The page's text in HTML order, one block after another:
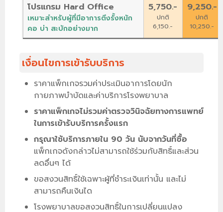
โปรแกรม Hard Office
เหมาะสำหรับผู้ที่มีอาการตึงรั้งหนัก
คอ บ่า สะบักอย่างมาก
5,750.-
ปกติ
6,150.-
9,250.-
ปกติ
10,250.-
เงื่อนไขการเข้ารับบริการ
ราคาแพ็กเกจรวมค่าประเมินอาการโดยนัก
กายภาพบำบัดและค่าบริการโรงพยาบาล
ราคาแพ็กเกจไม่รวมค่าตรวจวินิจฉัยทางการแพทย์
ในการเข้ารับบริการครั้งแรก
กรุณาใช้บริการภายใน 90 วัน นับจากวันที่ซื้อ
แพ็กเกจดังกล่าวไม่สามารถใช้ร่วมกับสิทธิ์และส่วน
ลดอื่นๆ ได้
ขอสงวนสิทธิ์ใช้เฉพาะผู้ที่ชำระเงินเท่านั้น และไม่
สามารถคืนเงินได
โรงพยาบาลขอสงวนสิทธิ์ในการเปลี่ยนแปลง